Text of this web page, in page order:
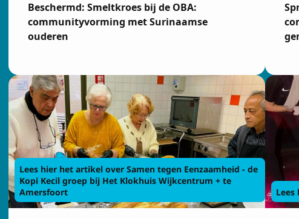
Beschermd: Smeltkroes bij de OBA:
communityvorming met Surinaamse
ouderen
Lees hier het artikel over Samen tegen Eenzaamheid - de
Kopi Kecil groep bij Het Klokhuis Wijkcentrum + te
Amersfoort
Voornaam
E-mailadres